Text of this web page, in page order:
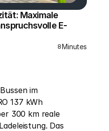
Maximale
E-
8Minutes
im
137 kWh
300 km reale
Das